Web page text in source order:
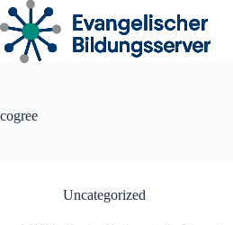
Zum
Inhalt
springen
cogree
Uncategorized